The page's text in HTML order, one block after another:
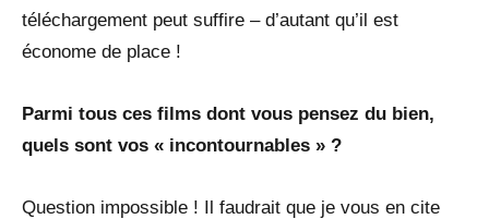
téléchargement peut suffire – d’autant qu’il est
économe de place !
Parmi tous ces films dont vous pensez du bien,
quels sont vos « incontournables » ?
Question impossible ! Il faudrait que je vous en cite